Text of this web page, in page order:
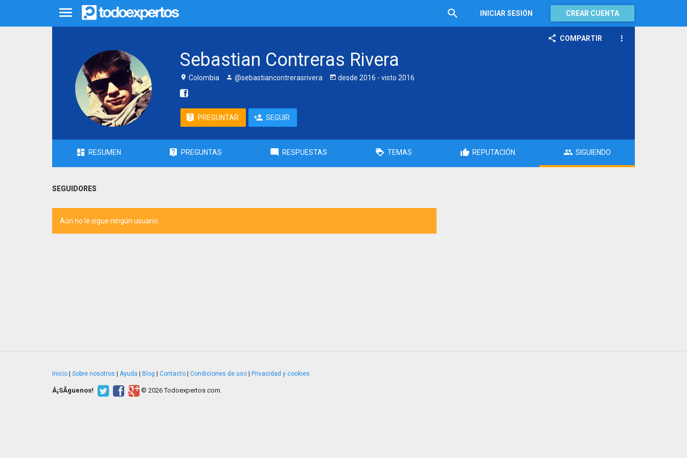
INICIAR SESIÓN CREAR CUENTA
COMPARTIR
Sebastian Contreras Rivera
Colombia @sebastiancontrerasrivera desde 2016 - visto 2016
PREGUNTAR SEGUIR
RESUMEN PREGUNTAS RESPUESTAS TEMAS REPUTACIÓN SIGUIENDO
SEGUIDORES
Aún no le sigue ningún usuario.
Inicio Sobre nosotros Ayuda Blog Contacto Condiciones de uso Privacidad y cookies
Â¡SÃ­guenos! © 2026 Todoexpertos.com.